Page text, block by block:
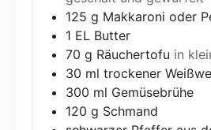
125 g Makkaroni oder
1 EL Butter
70 g Räuchertofu in
30 ml trockener
300 ml Gemüsebrühe
120 g Schmand